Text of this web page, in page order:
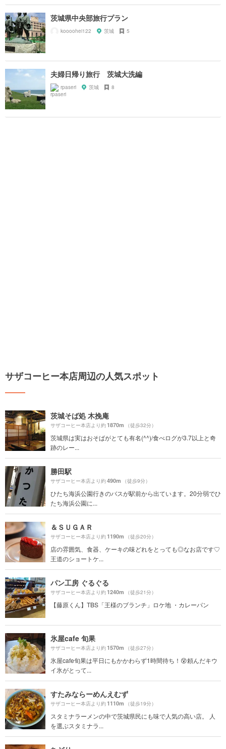
茨城県中央部旅行プラン
koooohei122 茨城 5
夫婦日帰り旅行 茨城大洗編
rpaseri 茨城 8
サザコーヒー本店周辺の人気スポット
茨城そば処 木挽庵
サザコーヒー本店より約1870m （徒歩32分）
茨城県は実はおそばがとても有名(^^)/食べログが3.7以上と奇
跡のレー...
勝田駅
サザコーヒー本店より約490m （徒歩9分）
ひたち海浜公園行きのバスが駅前から出ています。20分弱でひ
たち海浜公園に...
＆ＳＵＧＡＲ
サザコーヒー本店より約1190m （徒歩20分）
店の雰囲気、食器、ケーキの味どれをとっても◎なお店です♡
王道のショートケ...
パン工房 ぐるぐる
サザコーヒー本店より約1240m （徒歩21分）
【藤原くん】TBS「王様のブランチ」ロケ地 ・カレーパン
氷屋cafe 旬果
サザコーヒー本店より約1570m （徒歩27分）
氷屋cafe旬果は平日にもかかわらず1時間待ち！😵頼んだキウ
イ氷がとって...
すたみならーめんえむず
サザコーヒー本店より約1110m （徒歩19分）
スタミナラーメンの中で茨城県民にも味で人気の高い店。 人
を選ぶスタミナラ...